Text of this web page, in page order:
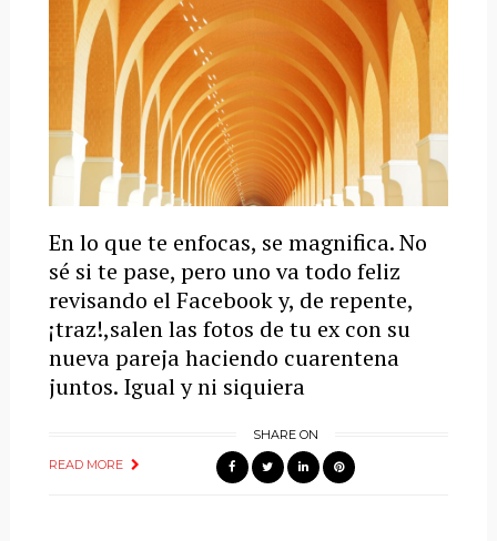
En lo que te enfocas, se magnifica. No
sé si te pase, pero uno va todo feliz
revisando el Facebook y, de repente,
¡traz!,salen las fotos de tu ex con su
nueva pareja haciendo cuarentena
juntos. Igual y ni siquiera
READ MORE
SHARE ON